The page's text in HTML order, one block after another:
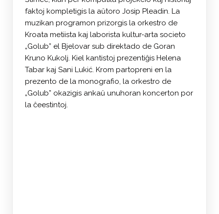
faktoj kompletigis la aŭtoro Josip Pleadin. La
muzikan programon prizorgis la orkestro de
Kroata metiista kaj laborista kultur-arta societo
„Golub” el Bjelovar sub direktado de Goran
Kruno Kukolj. Kiel kantistoj prezentiĝis Helena
Tabar kaj Sani Lukić. Krom partopreni en la
prezento de la monografio, la orkestro de
„Golub” okazigis ankaŭ unuhoran koncerton por
la ĉeestintoj.